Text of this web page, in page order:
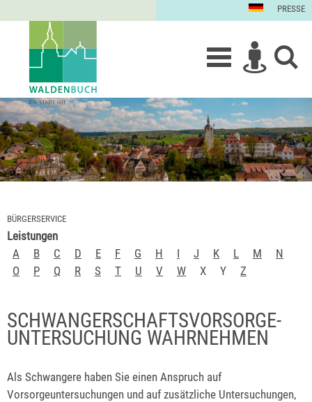
PRESSE
BÜRGERSERVICE
Leistungen
A
B C D E F G H I J K L M
N
O
P Q R S T U V W X Y Z
SCHWANGERSCHAFTSVORSORGE-
UNTERSUCHUNG WAHRNEHMEN
Als Schwangere haben Sie einen Anspruch auf
Vorsorgeuntersuchungen und auf zusätzliche Untersuchungen,